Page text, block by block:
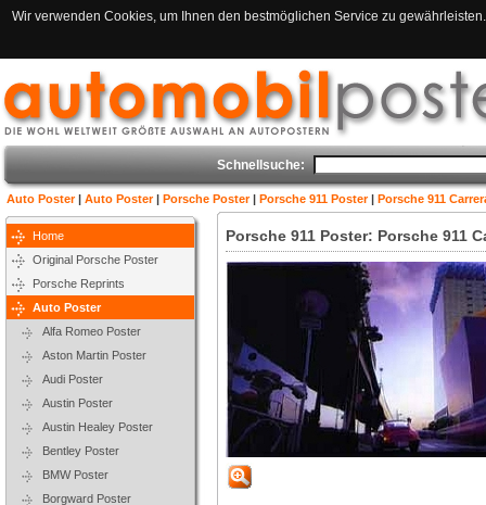
Wir verwenden Cookies, um Ihnen den bestmöglichen Service zu
Schnellsuche:
Auto Poster| Auto Poster| Porsche Poster| Porsche 911 Poster| Porsche 911
Home
Original Porsche Poster
Porsche Reprints
Auto Poster
Alfa Romeo Poster
Aston Martin Poster
Audi Poster
Austin Poster
Austin Healey Poster
Bentley Poster
BMW Poster
Borgward Poster
Porsche 911 Poster: Porsche 911